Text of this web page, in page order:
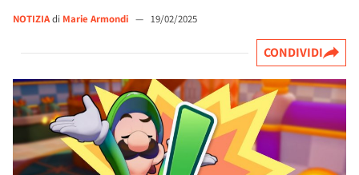
NOTIZIAdi Marie Armondi — 19/02/2025
CONDIVIDI